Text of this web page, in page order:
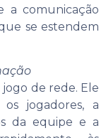
a comunicação
se estendem
de rede. Ele
jogadores, a
da equipe e a